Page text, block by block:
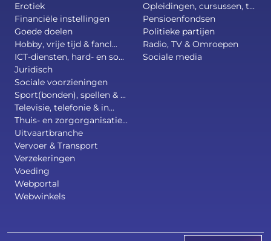
Erotiek
Financiële instellingen
Goede doelen
Hobby, vrije tijd & fancl...
ICT-diensten, hard- en so...
Juridisch
Opleidingen, cursussen, t...
Pensioenfondsen
Politieke partijen
Radio, TV & Omroepen
Sociale media
Sociale voorzieningen
Sport(bonden), spellen & ...
Televisie, telefonie & in...
Thuis- en zorgorganisatie...
Uitvaartbranche
Vervoer & Transport
Verzekeringen
Voeding
Webportal
Webwinkels